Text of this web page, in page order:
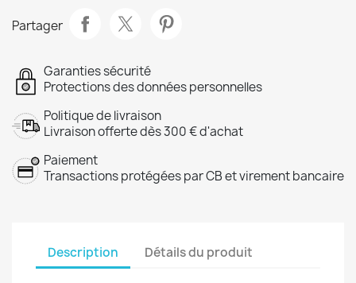
Partager
Garanties sécurité
Protections des données personnelles
Politique de livraison
Livraison offerte dès 300 € d'achat
Paiement
Transactions protégées par CB et virement bancaire
Description Détails du produit